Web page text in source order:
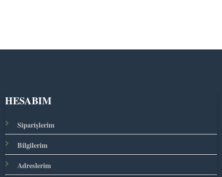
HESABIM
Siparişlerim
Bilgilerim
Adreslerim